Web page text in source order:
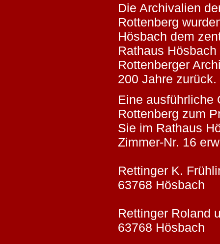
Die Archivalien
Rottenberg
Hösbach dem
Rathaus
Rottenberger
200 Jahre zurück.
Eine ausführliche
Rottenberg zum
Sie im Rathaus
Zimmer-Nr. 16
Rettinger K.
63768 Hösbach
Rettinger Roland
63768